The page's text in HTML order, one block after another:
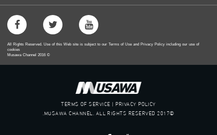
All Rights Reserved. Use of this Web site is subject to our Terms of Use and Privacy Policy including our use of
cookies
©
2016
TERMS OF SERVICE | PRIVACY POLICY
©2017 MUSAWA CHANNEL. ALL RIGHTS RESERVED.